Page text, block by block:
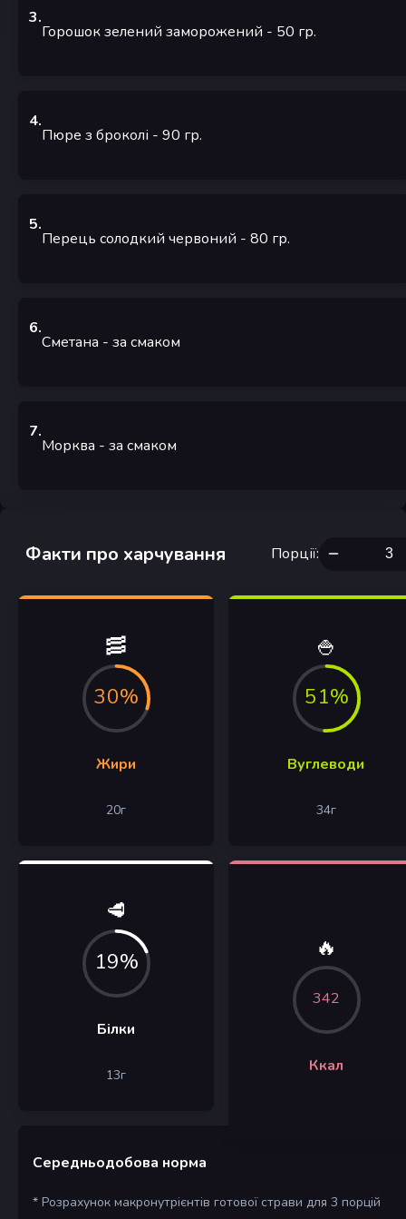
3.
Горошок зелений заморожений - 50 гр.
4.
Пюре з броколі - 90 гр.
5.
Перець солодкий червоний - 80 гр.
6.
Сметана - за смаком
7.
Морква - за смаком
Факти про харчування Порції:
🥓
30%
Жири
20г
🍚
51%
Вуглеводи
34г
🥩
19%
Білки
13г
🔥
342
Ккал
Середньодобова норма
* Розрахунок макронутрієнтів готової страви для 3 порцій